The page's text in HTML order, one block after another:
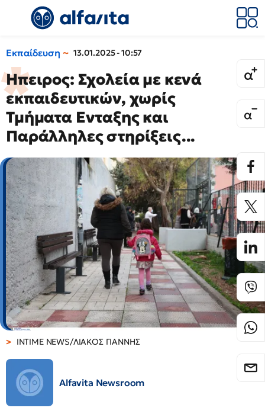
Εκπαίδευση 13.01.2025 - 10:57
Ηπειρος: Σχολεία με κενά
εκπαιδευτικών, χωρίς
Τμήματα Ενταξης και
Παράλληλες στηρίξεις...
INTIME NEWS/ΛΙΑΚΟΣ ΓΙΑΝΝΗΣ
Alfavita Newsroom